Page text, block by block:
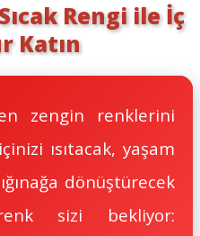
Rengi ile İç
Katın
zengin renklerini
ısıtacak, yaşam
dönüştürecek
sizi bekliyor: